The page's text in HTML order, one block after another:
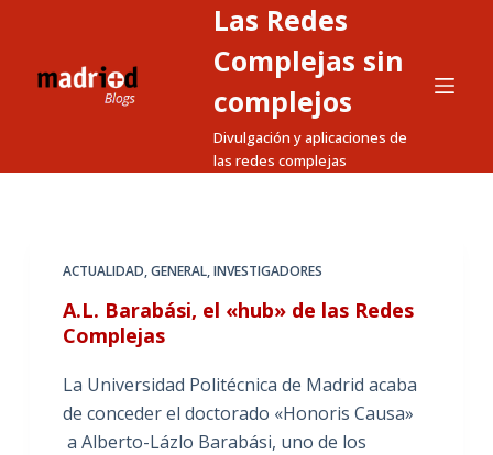
r
Las Redes
Complejas sin
complejos
Divulgación y aplicaciones de
las redes complejas
ACTUALIDAD,GENERAL,INVESTIGADORES
A.L. Barabási, el «hub» de las Redes
Complejas
La Universidad Politécnica de Madrid acaba
de conceder el doctorado «Honoris Causa»
a Alberto-Lázlo Barabási, uno de los